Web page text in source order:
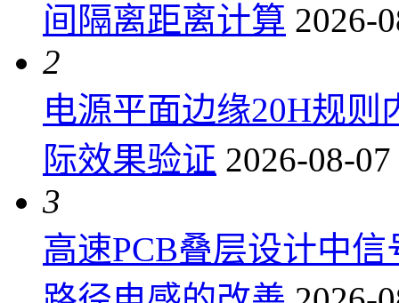
间隔离距离计算 2026-
2
电源平面边缘20H规
际效果验证 2026-08-
3
高速PCB叠层设计中